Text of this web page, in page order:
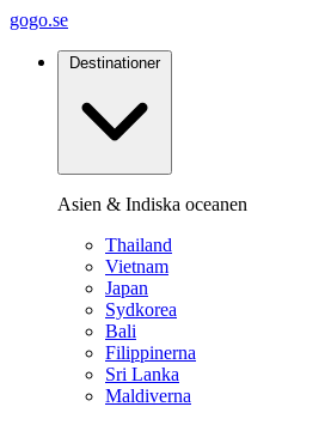
gogo.se
Destinationer
Asien & Indiska oceanen
Thailand
Vietnam
Japan
Sydkorea
Bali
Filippinerna
Sri Lanka
Maldiverna